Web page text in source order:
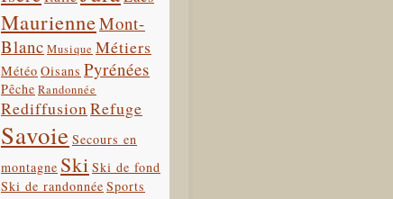
MaurienneMont-
Blanc Musique Métiers
Météo Oisans Pyrénées
Pêche Randonnée
RediffusionRefuge
Savoie Secours en
montagne Ski Ski de fond
Ski de randonnée Sports